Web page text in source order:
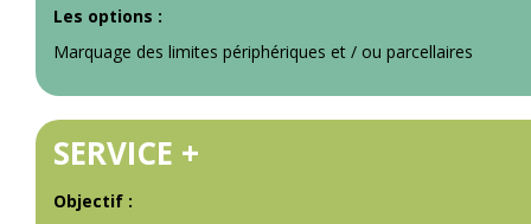
Les options :
Marquage des limites périphériques et / ou parcellaires
SERVICE +
Objectif :